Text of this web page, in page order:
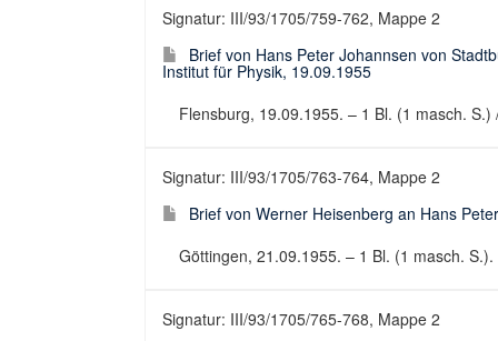
Signatur: III/93/1705/759-762, Mappe 2
Brief von Hans Peter Johannsen von
Institut für Physik, 19.09.1955
Flensburg, 19.09.1955. – 1 Bl. (1 masch.
Signatur: III/93/1705/763-764, Mappe 2
Brief von Werner Heisenberg an Hans
Göttingen, 21.09.1955. – 1 Bl. (1 masch.
Signatur: III/93/1705/765-768, Mappe 2